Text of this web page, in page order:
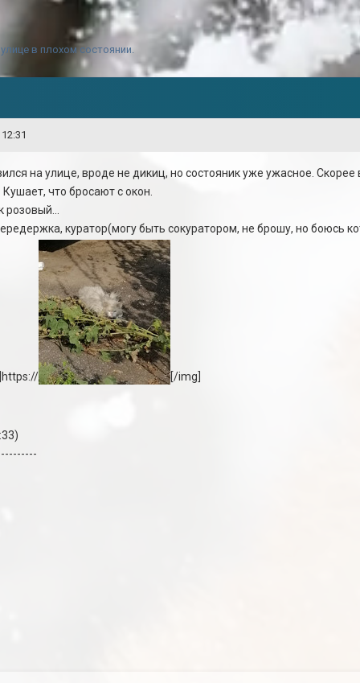
в плохом состоянии.
на улице, вроде не дикиц, но состояник уже ужасное.
что бросают с окон.
розовый...
куратор(могу быть сокуратором, не брошу, но боюсь
[/img]